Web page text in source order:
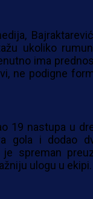
ukoliko
ima
ne podigne
19 nastupa u
gola i dodao
spreman
ulogu u ekipi.